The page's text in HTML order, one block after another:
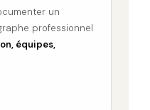
un
professionnel
équipes,